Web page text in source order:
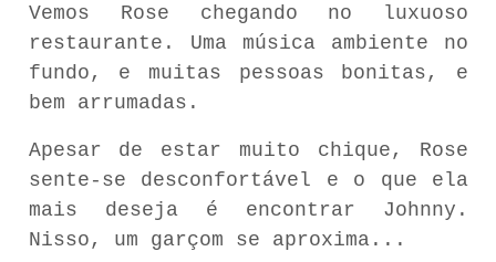
Vemos Rose chegando no
luxuoso
restaurante.
Uma música ambiente
no
fundo,
e muitas
pessoas bonitas, e
bem arrumadas.
Apesar de estar muito chique,
Rose
sente-se
desconfortável e o que
ela
mais
deseja é
encontrar Johnny.
Nisso, um garçom se aproxima...